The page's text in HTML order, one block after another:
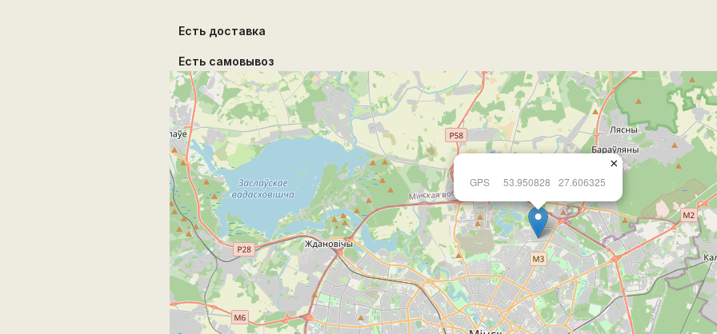
Есть доставка
Есть самовывоз
GPS 53.950828 27.606325
×